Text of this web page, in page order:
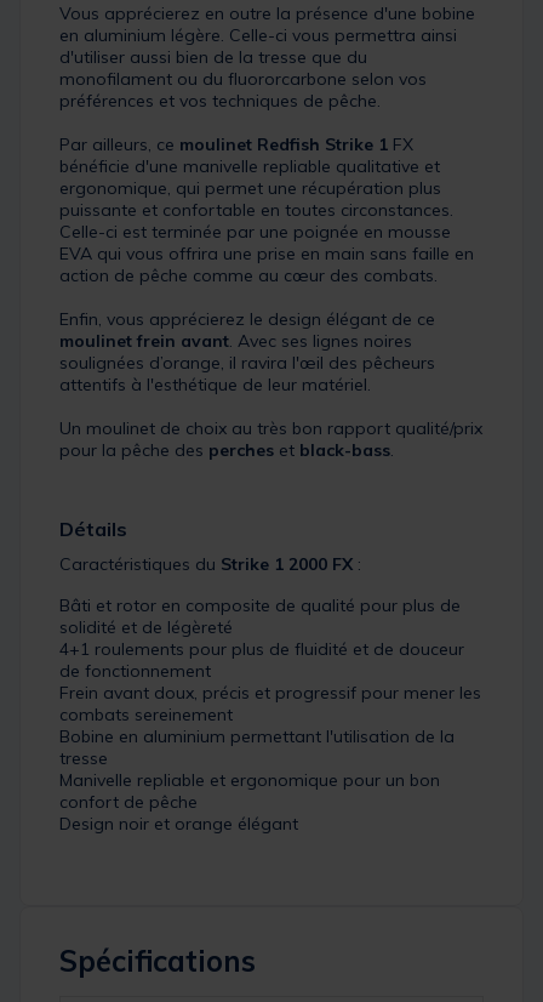
Vous apprécierez en outre la présence d'une bobine
en aluminium légère. Celle-ci vous permettra ainsi
d'utiliser aussi bien de la tresse que du
monofilament ou du fluororcarbone selon vos
préférences et vos techniques de pêche.
Par ailleurs, ce moulinet Redfish Strike 1 FX
bénéficie d'une manivelle repliable qualitative et
ergonomique, qui permet une récupération plus
puissante et confortable en toutes circonstances.
Celle-ci est terminée par une poignée en mousse
EVA qui vous offrira une prise en main sans faille en
action de pêche comme au cœur des combats.
Enfin, vous apprécierez le design élégant de ce
moulinet frein avant. Avec ses lignes noires
soulignées d’orange, il ravira l'œil des pêcheurs
attentifs à l'esthétique de leur matériel.
Un moulinet de choix au très bon rapport qualité/prix
pour la pêche des perches et black-bass.
Détails
Caractéristiques du Strike 1 2000 FX :
Bâti et rotor en composite de qualité pour plus de
solidité et de légèreté
4+1 roulements pour plus de fluidité et de douceur
de fonctionnement
Frein avant doux, précis et progressif pour mener les
combats sereinement
Bobine en aluminium permettant l'utilisation de la
tresse
Manivelle repliable et ergonomique pour un bon
confort de pêche
Design noir et orange élégant
Spécifications